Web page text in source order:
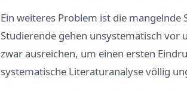
Ein weiteres Problem ist die mangelnde
Studierende gehen unsystematisch vor
zwar ausreichen, um einen ersten
systematische Literaturanalyse völlig